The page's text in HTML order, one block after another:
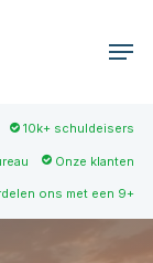
10k+ schuldeisers
Onze klanten
ons met een 9+